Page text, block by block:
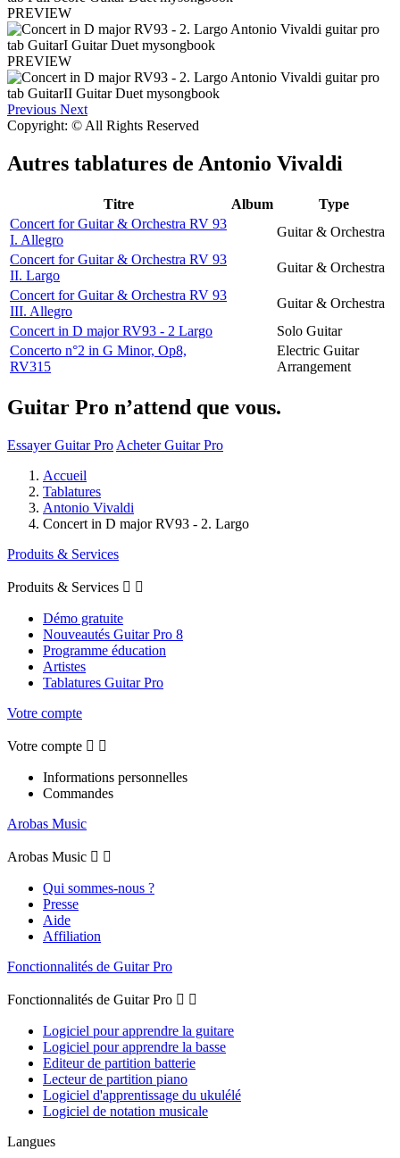
PREVIEW
PREVIEW
Previous Next
Copyright: © All Rights Reserved
Autres tablatures de Antonio Vivaldi
Titre Album
Type
Concert for Guitar & Orchestra RV 93
I. Allegro
Guitar & Orchestra
Concert for Guitar & Orchestra RV 93
II. Largo
Guitar & Orchestra
Concert for Guitar & Orchestra RV 93
III. Allegro
Guitar & Orchestra
Concert in D major RV93 - 2 Largo
Solo Guitar
Concerto n°2 in G Minor, Op8,
RV315
Electric Guitar
Arrangement
Guitar Pro n’attend que vous.
Essayer Guitar Pro Acheter Guitar Pro
Accueil
Tablatures
Antonio Vivaldi
Concert in D major RV93 - 2. Largo
Produits & Services
Produits & Services  
Démo gratuite
Nouveautés Guitar Pro 8
Programme éducation
Artistes
Tablatures Guitar Pro
Votre compte
Votre compte  
Informations personnelles
Commandes
Arobas Music
Arobas Music  
Qui sommes-nous ?
Presse
Aide
Affiliation
Fonctionnalités de Guitar Pro
Fonctionnalités de Guitar Pro  
Logiciel pour apprendre la guitare
Logiciel pour apprendre la basse
Editeur de partition batterie
Lecteur de partition piano
Logiciel d'apprentissage du ukulélé
Logiciel de notation musicale
Langues